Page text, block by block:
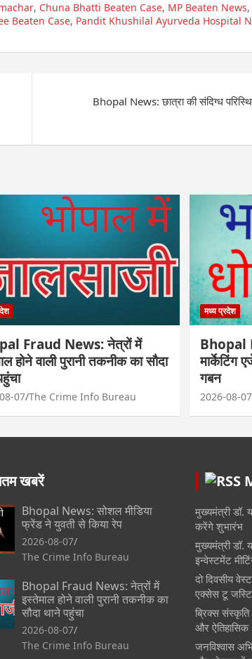
, Chuna Bhatti Beaten Case, MP Beaten News,
Beaten Case, Pandit Khushilal Ayurveda Hospital
Bhopal News: छात्रा की संदिग्ध
Fraud News: नेत्रों में
होने वाली पुरानी तकनीक का सौदा
07 The Crime Info Bureau
मध्य प्रदेश
Bhopal
मार्केटिंग
गबन
2026-08-07
खबरें
Bhopal News: सोशल मीडिया
फ्रेंड ने युवती से किया रेप
2026-08-07
The Crime Info Bureau
Bhopal Fraud News: नेत्रों में
इस्तेमाल होने वाली पुरानी तकनीक का
सौदा थाने पहुंचा
2026-08-07
The Crime Info Bureau
मुख्यमंत्री डॉ.
करेंगे शुभारंभ
मुख्यमंत्री डॉ.
इन्वेस्टमेंट
दो दिवसीय
एक्सेस टू
ब्रिक्स
और
जनविश्वास